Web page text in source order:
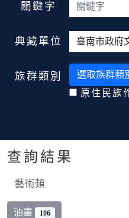
關鍵字
典藏單位
族群類別
選取族群類
原住民族
查詢結果
藝術類
油畫 106